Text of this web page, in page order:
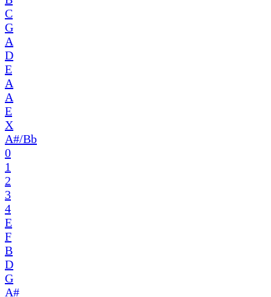
C
G
A
D
E
A
A
E
X
A#/Bb
0
1
2
3
4
E
F
B
D
G
A#